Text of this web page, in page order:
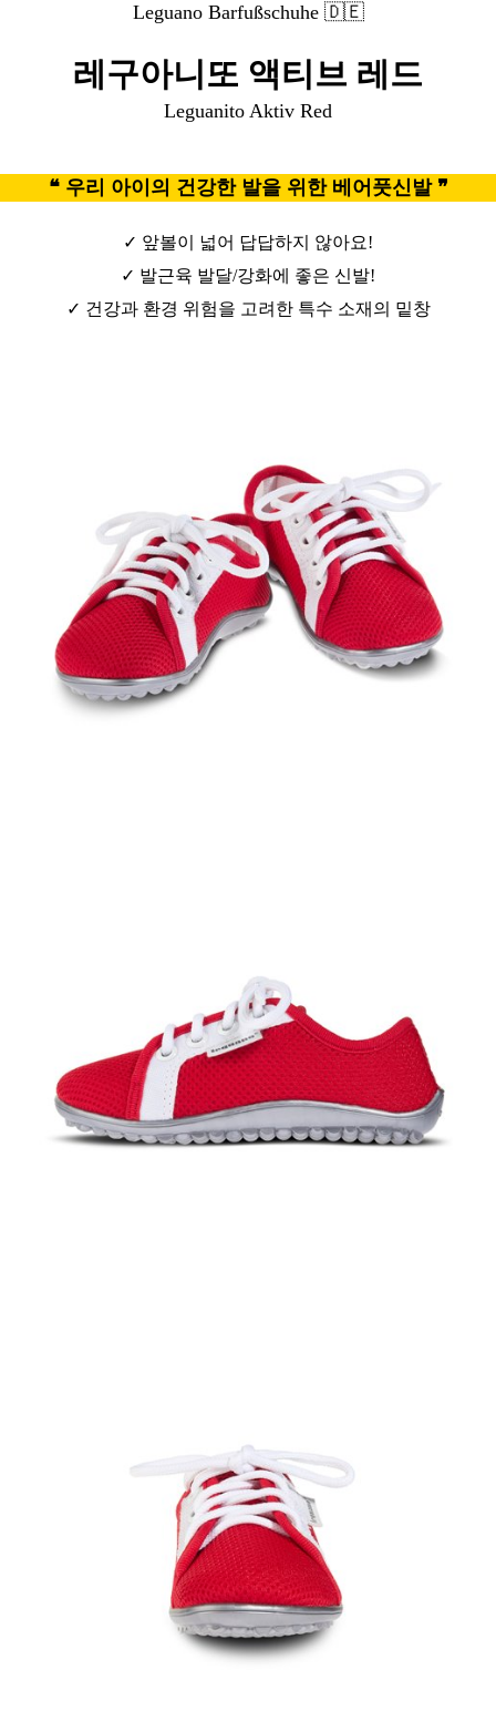
Leguano Barfußschuhe 🇩🇪
레구아니또 액티브 레드
Leguanito Aktiv Red
❝ 우리 아이의 건강한 발을 위한 베어풋신발 ❞
✓ 앞볼이 넓어 답답하지 않아요!
✓ 발근육 발달/강화에 좋은 신발!
✓ 건강과 환경 위험을 고려한 특수 소재의 밑창